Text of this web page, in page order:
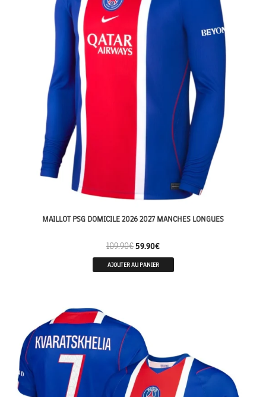
MAILLOT PSG DOMICILE 2026 2027 MANCHES LONGUES
109.90€59.90€
AJOUTER AU PANIER